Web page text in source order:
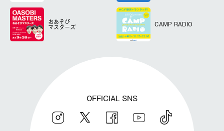
おあそび
マスターズ CAMP RADIO
OFFICIAL SNS